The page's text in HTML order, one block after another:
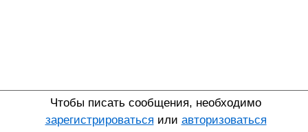
Чтобы писать сообщения, необходимо
зарегистрироваться или авторизоваться